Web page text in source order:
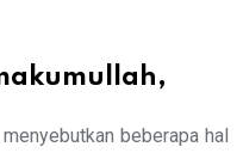
beberapa hal